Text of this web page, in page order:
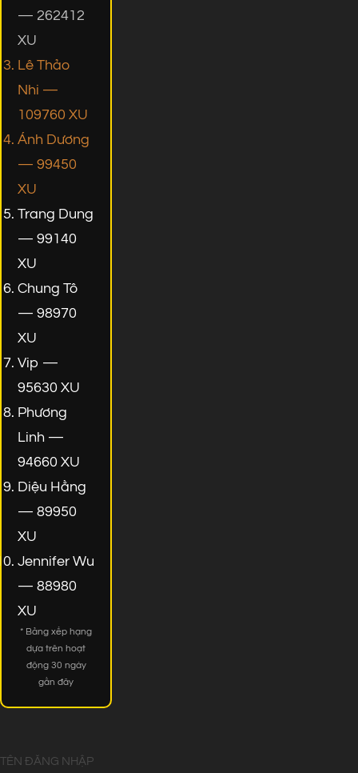
— 262412
XU
Lê Thảo
Nhi —
109760 XU
Ánh Dương
— 99450
XU
Trang Dung
— 99140
XU
Chung Tô
— 98970
XU
Vip —
95630 XU
Phương
Linh —
94660 XU
Diệu Hằng
— 89950
XU
Jennifer Wu
— 88980
XU
* Bảng xếp hạng
dựa trên hoạt
động 30 ngày
gần đây
TÊN ĐĂNG NHẬP